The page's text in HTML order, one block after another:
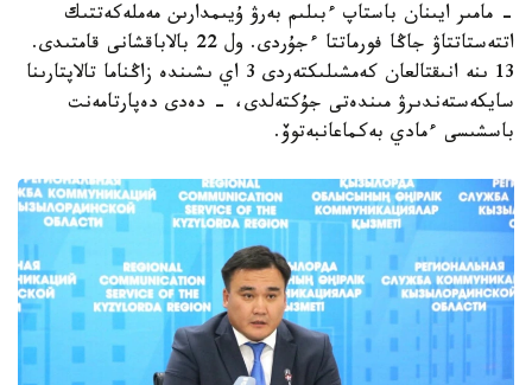
- مامىر ايىنان باستاپ ءبىلىم بەرۋ ۇيىمدارىن مەملەكەتتىك
اتتەستاتتاۋ جاڭا فورماتتا ءجۇردى. ول 22 بالاباقشانى قامتىدى.
13 ىنە انىقتالعان كەمشىلىكتەردى 3 اي ىشىندە زاڭناما تالاپتارىنا
سايكەستەندىرۋ مىندەتى جۇكتەلدى، - دەدى دەپارتامەنت
باسشىسى ءمادي بەكماعانبەتوۆ.